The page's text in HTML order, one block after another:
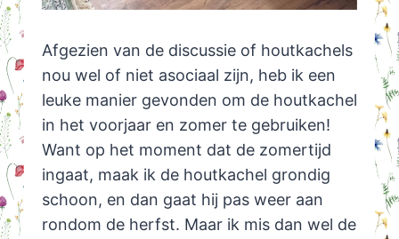
Afgezien van de discussie of houtkachels
nou wel of niet asociaal zijn, heb ik een
leuke manier gevonden om de houtkachel
in het voorjaar en zomer te gebruiken!
Want op het moment dat de zomertijd
ingaat, maak ik de houtkachel grondig
schoon, en dan gaat hij pas weer aan
rondom de herfst. Maar ik mis dan wel de